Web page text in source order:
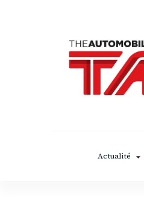
Actualité